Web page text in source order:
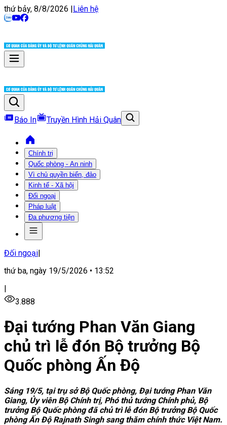
thứ bảy, 8/8/2026 |Liên hệ
Báo In Truyền Hình Hải Quân
Chính trị
Quốc phòng - An ninh
Vì chủ quyền biển, đảo
Kinh tế - Xã hội
Đối ngoại
Pháp luật
Đa phương tiện
Đối ngoại|
thứ ba, ngày 19/5/2026 • 13:52
|
3.888
Đại tướng Phan Văn Giang
chủ trì lễ đón Bộ trưởng Bộ
Quốc phòng Ấn Độ
Sáng 19/5, tại trụ sở Bộ Quốc phòng, Đại tướng Phan Văn
Giang, Ủy viên Bộ Chính trị, Phó thủ tướng Chính phủ, Bộ
trưởng Bộ Quốc phòng đã chủ trì lễ đón Bộ trưởng Bộ Quốc
phòng Ấn Độ Rajnath Singh sang thăm chính thức Việt Nam.